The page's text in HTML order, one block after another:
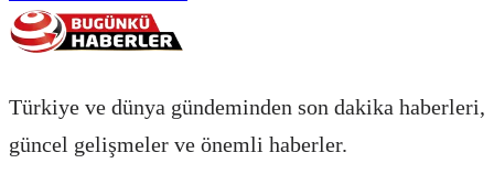
Türkiye ve dünya gündeminden son dakika haberleri,
güncel gelişmeler ve önemli haberler.